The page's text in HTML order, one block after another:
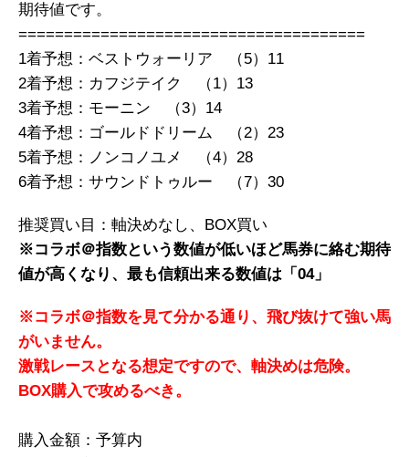
期待値です。
======================================
1着予想：ベストウォーリア （5）11
2着予想：カフジテイク （1）13
3着予想：モーニン （3）14
4着予想：ゴールドドリーム （2）23
5着予想：ノンコノユメ （4）28
6着予想：サウンドトゥルー （7）30
推奨買い目：軸決めなし、BOX買い
※コラボ＠指数という数値が低いほど馬券に絡む期待
値が高くなり、 最も信頼出来る数値は「04」
※コラボ＠指数を見て分かる通り、飛び抜けて強い馬
がいません。
激戦レースとなる想定ですので、軸決めは危険。
BOX購入で攻めるべき。
購入金額：予算内